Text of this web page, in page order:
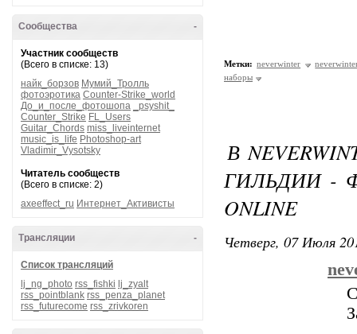
-
Сообщества
Участник сообществ
(Всего в списке: 13)
найк_борзов Мумий_Тролль
фотоэротика Counter-Strike_world
До_и_после_фотошопа
_psyshit_
Counter_Strike FL_Users
Guitar_Chords miss_liveinternet
music_is_life Photoshop-art
Vladimir_Vysotsky
Читатель сообществ
(Всего в списке: 2)
axeeffect_ru Интернет_Активисты
-
Трансляции
Список трансляций
lj_ng_photo rss_fishki lj_zyalt
rss_pointblank rss_penza_planet
rss_futurecome rss_zrivkoren
Метки: neverwinter
наборы
В
ГИЛЬДИИ -
ONLINE
Четверг, 07 Июля